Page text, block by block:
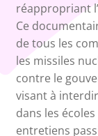
réappropriant
Ce
de tous les
les missiles
contre le
visant à
dans les
entretiens